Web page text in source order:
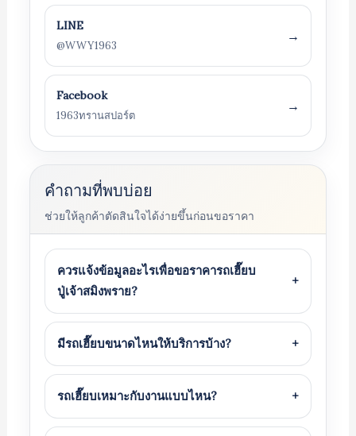
LINE
@WWY1963
→
Facebook
1963ทรานสปอร์ต
→
คำถามที่พบบ่อย
ช่วยให้ลูกค้าตัดสินใจได้ง่ายขึ้นก่อนขอราคา
ควรแจ้งข้อมูลอะไรเพื่อขอราคารถเฮี๊ยบ
ปู่เจ้าสมิงพราย?
+
มีรถเฮี๊ยบขนาดไหนให้บริการบ้าง? +
รถเฮี๊ยบเหมาะกับงานแบบไหน? +